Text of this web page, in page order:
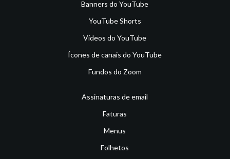
Banners do YouTube
YouTube Shorts
Vídeos do YouTube
Ícones de canais do YouTube
Fundos do Zoom
Assinaturas de email
Faturas
Menus
Folhetos